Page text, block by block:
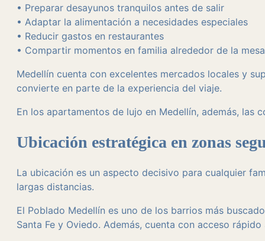
• Preparar desayunos tranquilos antes de salir
• Adaptar la alimentación a necesidades especiales
• Reducir gastos en restaurantes
• Compartir momentos en familia alrededor de la mesa
Medellín cuenta con excelentes mercados locales y
convierte en parte de la experiencia del viaje.
En los apartamentos de lujo en Medellín, además, las
Ubicación estratégica en zonas
La ubicación es un aspecto decisivo para cualquier
largas distancias.
El Poblado Medellín es uno de los barrios más
Santa Fe y Oviedo. Además, cuenta con acceso